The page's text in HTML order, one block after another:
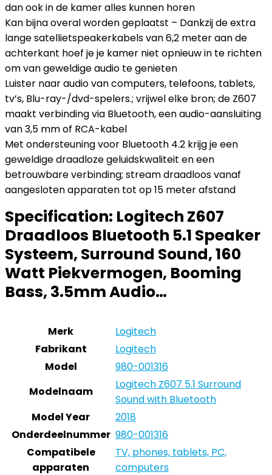
dan ook in de kamer alles kunnen horen
Kan bijna overal worden geplaatst – Dankzij de extra
lange satellietspeakerkabels van 6,2 meter aan de
achterkant hoef je je kamer niet opnieuw in te richten
om van geweldige audio te genieten
Luister naar audio van computers, telefoons, tablets,
tv’s, Blu-ray-/dvd-spelers.; vrijwel elke bron; de Z607
maakt verbinding via Bluetooth, een audio-aansluiting
van 3,5 mm of RCA-kabel
Met ondersteuning voor Bluetooth 4.2 krijg je een
geweldige draadloze geluidskwaliteit en een
betrouwbare verbinding; stream draadloos vanaf
aangesloten apparaten tot op 15 meter afstand
Specification: Logitech Z607
Draadloos Bluetooth 5.1 Speaker
Systeem, Surround Sound, 160
Watt Piekvermogen, Booming
Bass, 3.5mm Audio…
Merk
Logitech
Fabrikant
Logitech
Model
980-001316
Modelnaam
Logitech Z607 5.1 Surround
Sound with Bluetooth
Model Year
2018
Onderdeelnummer 980-001316
Compatibele
apparaten
TV, phones, tablets, PC,
computers